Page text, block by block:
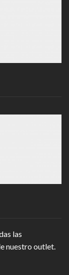
las
nuestro outlet.